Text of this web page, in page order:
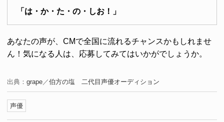
「は・か・た・の・しお！」
あなたの声が、CMで全国に流れるチャンスかもしれませ
ん！気になる人は、応募してみてはいかがでしょうか。
出典： grape／伯方の塩 二代目声優オーディション
声優